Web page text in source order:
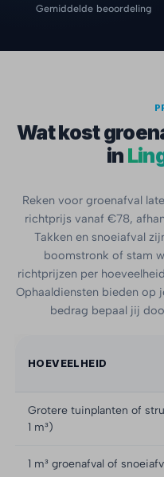
Gemiddelde beoordeling
Wat kost
in
Reken voor groenafval
richtprijs vanaf €78,
Takken en snoeiafval
boomstronk of stam
richtprijzen per
Ophaaldiensten bieden op
bedrag bepaal jij
HOEVEELHEID
Grotere tuinplanten of
1 m³)
1 m³ groenafval of